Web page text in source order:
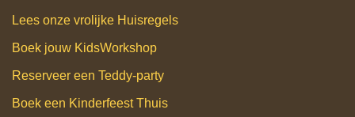
Lees onze vrolijke Huisregels
Boek jouw KidsWorkshop
Reserveer een Teddy‑party
Boek een Kinderfeest Thuis